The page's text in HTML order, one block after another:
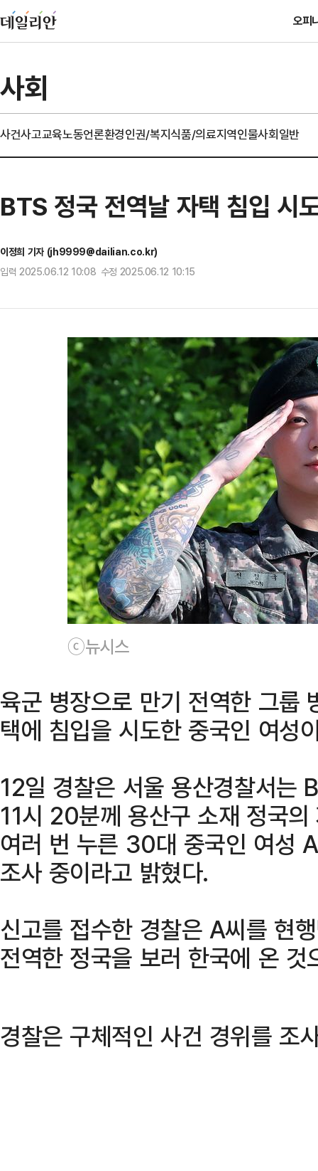
오피
사회
사건사고교육노동언론환경인권/복지식품/의료지역인물사회일반
BTS 정국 전역날 자택 침입 시
이정희 기자 (jh9999@dailian.co.kr)
입력 2025.06.12 10:08 수정 2025.06.12 10:15
ⓒ뉴시스
육군 병장으로 만기 전역한 그룹
택에 침입을 시도한 중국인 여성
12일 경찰은 서울 용산경찰서는
11시 20분께 용산구 소재 정국
여러 번 누른 30대 중국인 여성
조사 중이라고 밝혔다.
신고를 접수한 경찰은 A씨를 현
전역한 정국을 보러 한국에 온 것
경찰은 구체적인 사건 경위를 조